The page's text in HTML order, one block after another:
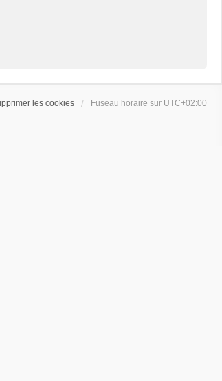
les cookies Fuseau horaire sur UTC+02:00